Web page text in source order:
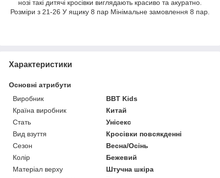
нозі такі дитячі кросівки виглядають красиво та акуратно.
Розміри з 21-26 У ящику 8 пар Мінімальне замовлення 8 пар.
Характеристики
Основні атрибути
Виробник
BBT Kids
Країна виробник
Китай
Стать
Унісекс
Вид взуття
Кросівки повсякденні
Сезон
Весна/Осінь
Колір
Бежевий
Матеріал верху
Штучна шкіра